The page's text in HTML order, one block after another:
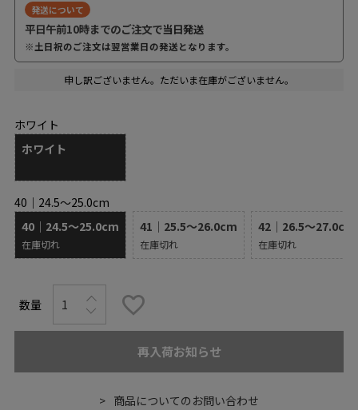
発送について
平日午前10時までのご注文で当日発送
※土日祝のご注文は翌営業日の発送となります。
申し訳ございません。ただいま在庫がございません。
40｜24.5～25.0cm
40｜24.5～25.0cm
在庫切れ
41｜25.5～26.0cm
在庫切れ
42｜26.5～27.0cm
在庫切れ
ホワイト
ホワイト
再入荷お知らせ
商品についてのお問い合わせ